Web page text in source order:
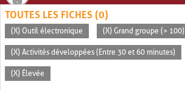
TOUTES LES FICHES (0)
(X) Outil électronique (X) Grand groupe (> 100)
(X) Activités développées (Entre 30 et 60 minutes)
(X) Élevée